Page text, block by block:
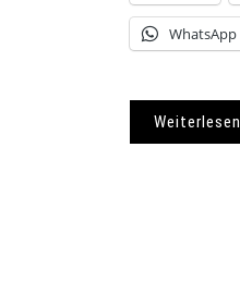
WhatsApp
Weiterlesen